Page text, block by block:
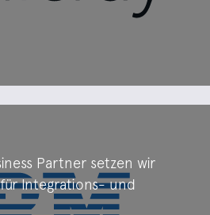
Partner setzen wir
Integrations- und